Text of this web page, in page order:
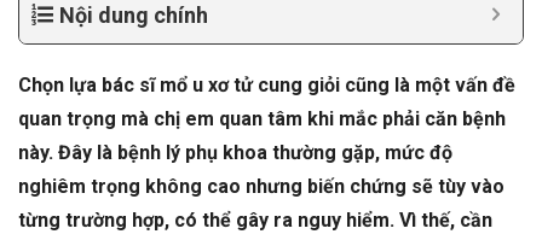
Nội dung chính
Chọn lựa bác sĩ mổ u xơ tử cung giỏi cũng là một vấn đề
quan trọng mà chị em quan tâm khi mắc phải căn bệnh
này. Đây là bệnh lý phụ khoa thường gặp, mức độ
nghiêm trọng không cao nhưng biến chứng sẽ tùy vào
từng trường hợp, có thể gây ra nguy hiểm. Vì thế, cần